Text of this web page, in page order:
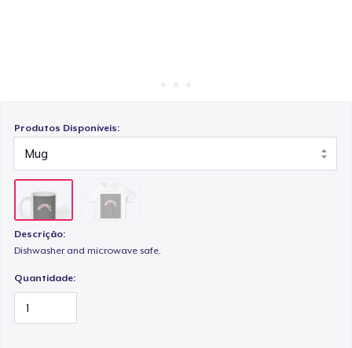
Produtos Disponíveis:
Descrição:
Dishwasher and microwave safe.
Quantidade: